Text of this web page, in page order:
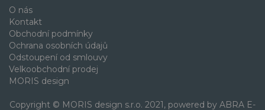
O nás
Kontakt
Obchodní podmínky
Ochrana osobních údajů
Odstoupení od smlouvy
Velkoobchodní prodej
MORIS design
Copyright © MORIS design s.r.o. 2021, powered by ABRA E-